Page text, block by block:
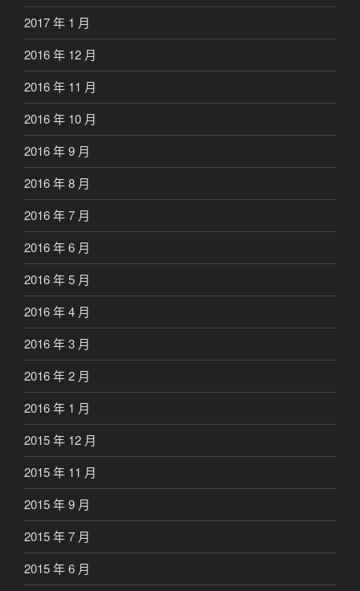
2017 年 1 月
2016 年 12 月
2016 年 11 月
2016 年 10 月
2016 年 9 月
2016 年 8 月
2016 年 7 月
2016 年 6 月
2016 年 5 月
2016 年 4 月
2016 年 3 月
2016 年 2 月
2016 年 1 月
2015 年 12 月
2015 年 11 月
2015 年 9 月
2015 年 7 月
2015 年 6 月